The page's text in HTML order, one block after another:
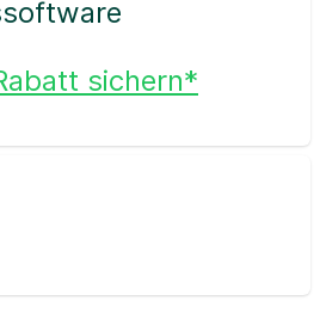
sichern*